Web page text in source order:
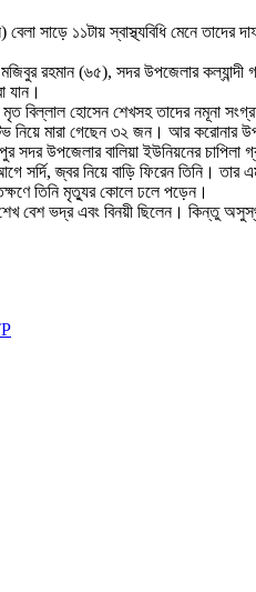
সাড়ে ১১টায় স্বাস্থ্যবিধি মেনে তাদের
রহমান (৬৫), সদর উপজেলার কল্যান্দী
যান।
বিল্লাল হোসেন শেখসহ তাদের নমূনা
নিয়ে মারা গেছেন ৩২ জন। আর করোনার
উপজেলার বালিয়া ইউনিয়নের চাপিলা
জ্বর নিয়ে বাড়ি ফিরেন তিনি। তার
তিনি মৃত্যুর কোলে ঢলে পড়েন।
শেখ বেশ ভদ্র এবং বিনয়ী ছিলেন।